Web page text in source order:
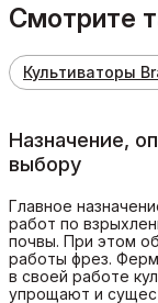
Смотрите
Культиваторы
Назначение,
выбору
Главное
работ по
почвы. При этом
работы фрез.
в своей работе
упрощают и